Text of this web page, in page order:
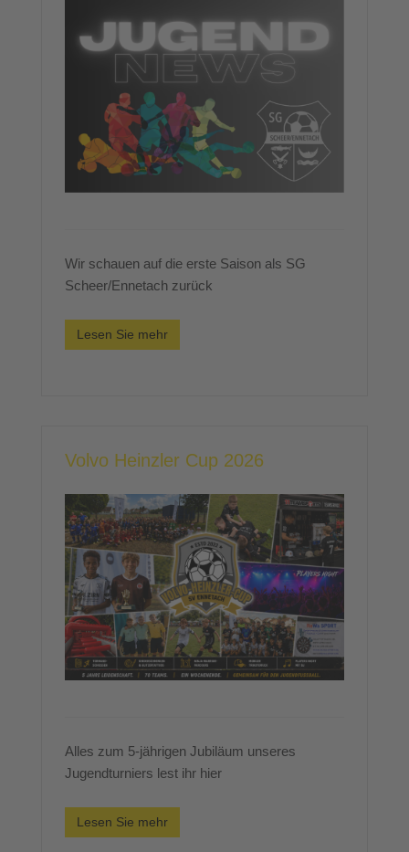
Wir schauen auf die erste Saison als SG
Scheer/Ennetach zurück
Lesen Sie mehr
Volvo Heinzler Cup 2026
Alles zum 5-jährigen Jubiläum unseres
Jugendturniers lest ihr hier
Lesen Sie mehr